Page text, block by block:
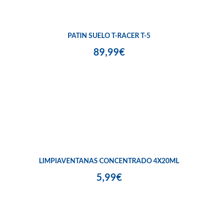
PATIN SUELO T-RACER T-5
89,99€
LIMPIAVENTANAS CONCENTRADO 4X20ML
5,99€